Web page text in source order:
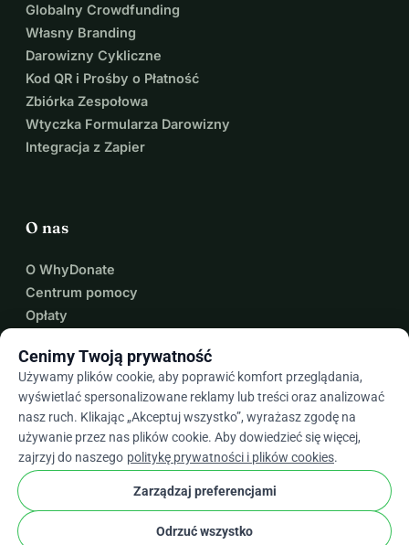
Globalny Crowdfunding
Własny Branding
Darowizny Cykliczne
Kod QR i Prośby o Płatność
Zbiórka Zespołowa
Wtyczka Formularza Darowizny
Integracja z Zapier
O nas
O WhyDonate
Centrum pomocy
Opłaty
Więcej zasobówexpand_more
Cenimy Twoją prywatność
Używamy plików cookie, aby poprawić komfort przeglądania,
wyświetlać spersonalizowane reklamy lub treści oraz analizować
nasz ruch. Klikając „Akceptuj wszystko”, wyrażasz zgodę na
używanie przez nas plików cookie. Aby dowiedzieć się więcej,
zajrzyj do naszego politykę prywatności i plików cookies.
Zarządzaj preferencjami
Odrzuć wszystko